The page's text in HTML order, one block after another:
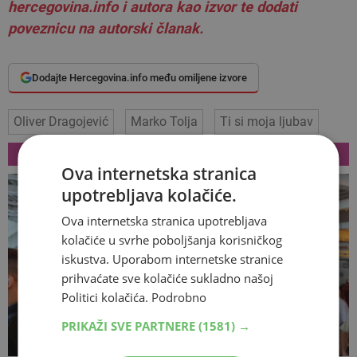
hercegovina.info i autora kao izvor te dodati
poveznicu na autorski članak.
Dodajte Hercegovina.info među omiljene izvore
Oliver Dragojević Marko Tolja Ti si moja ljubav
Ova internetska stranica
upotrebljava kolačiće.
Ova internetska stranica upotrebljava
kolačiće u svrhe poboljšanja korisničkog
iskustva. Uporabom internetske stranice
prihvaćate sve kolačiće sukladno našoj
Politici kolačića. Podrobno
PRIKAŽI SVE PARTNERE (1581) →